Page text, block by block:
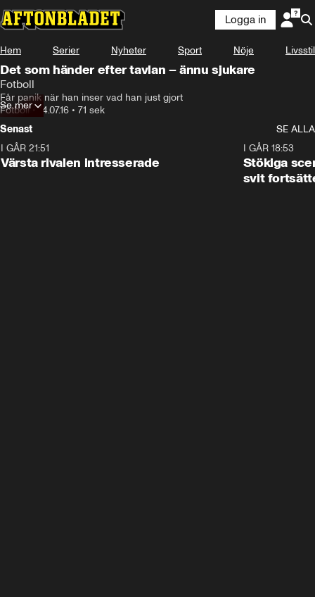
Logga in
Hem Serier Nyheter Sport Nöje Livsstil
Det som händer efter tavlan – ännu sjukare
Fotboll
Får panik när han inser vad han just gjort
Fotboll•14.07.16 • 71 sek
Se mer
Senast
SE ALLA
I GÅR 21:51
Värsta rivalen intresserade
I GÅR 18:53
Stökiga
svit